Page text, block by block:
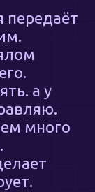
передаёт
а у
много